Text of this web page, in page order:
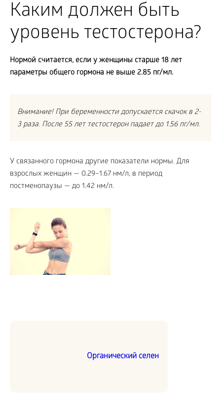
Каким должен быть
уровень тестостерона?
Нормой считается, если у женщины старше 18 лет
параметры общего гормона не выше 2.85 пг/мл.
Внимание! При беременности допускается скачок в 2-
3 раза. После 55 лет тестостерон падает до 1.56 пг/мл.
У связанного гормона другие показатели нормы. Для
взрослых женщин — 0.29–1.67 нм/л, в период
постменопаузы — до 1.42 нм/л.
Органический селен